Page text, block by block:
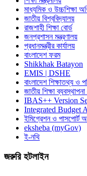
মাধ্যমিক ও উচ্চশিক্ষা
জাতীয় বিশ্ববিদ্যালয়
রাজশাহী শিক্ষা বোর্ড
জনপ্রশাসন মন্ত্রণালয়
প্রধানমন্ত্রীর কার্যালয়
বাংলাদেশ ফরম
Shikkhak Batayon
EMIS | DSHE
বাংলাদেশ শিক্ষাতথ্য ও
জাতীয় শিক্ষা
IBAS++ Version
Integrated Budget
ইমিগ্রেশন ও পাসপোর্ট
eksheba (myGov)
ই-নথি
জরুরি হটলাইন